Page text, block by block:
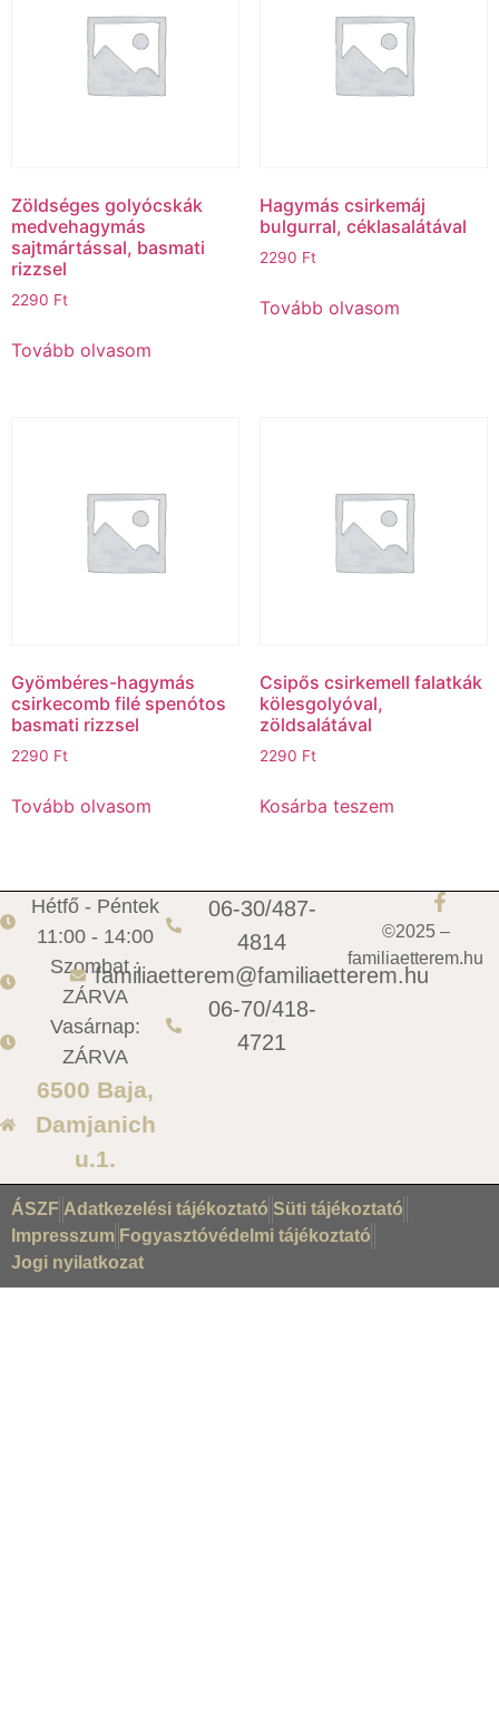
Zöldséges golyócskák
medvehagymás
sajtmártással, basmati
rizzsel
2290 Ft
Tovább olvasom
Hagymás csirkemáj
bulgurral, céklasalátával
2290 Ft
Tovább olvasom
Gyömbéres-hagymás
csirkecomb filé spenótos
basmati rizzsel
2290 Ft
Tovább olvasom
Csipős csirkemell falatkák
kölesgolyóval,
zöldsalátával
2290 Ft
Kosárba teszem
Hétfő - Péntek
11:00 - 14:00
Szombat :
ZÁRVA
Vasárnap:
ZÁRVA
6500 Baja,
Damjanich
u.1.
06-30/487-
4814
familiaetterem@familiaetterem.hu
06-70/418-
4721
©2025 –
familiaetterem.hu
ÁSZF Adatkezelési tájékoztató Süti tájékoztató
Impresszum Fogyasztóvédelmi tájékoztató
Jogi nyilatkozat